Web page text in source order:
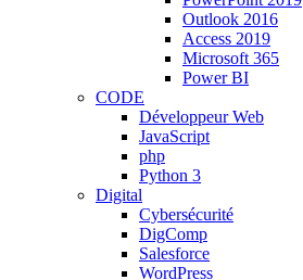
Outlook 2016
Access 2019
Microsoft 365
Power BI
CODE
Développeur Web
JavaScript
php
Python 3
Digital
Cybersécurité
DigComp
Salesforce
WordPress